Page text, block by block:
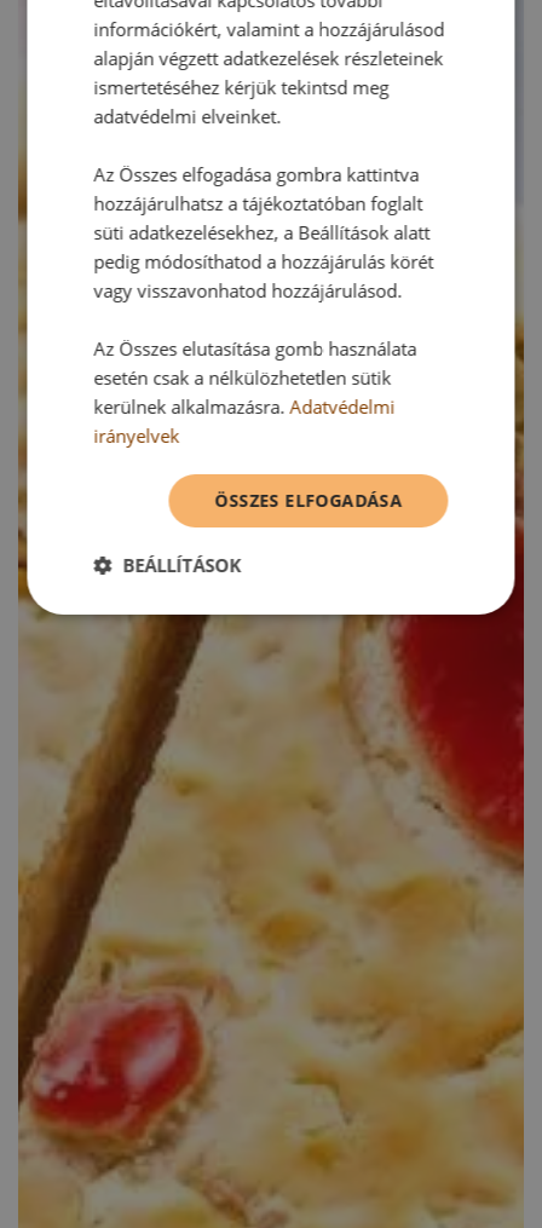
információkért, valamint a hozzájárulásod
alapján végzett adatkezelések részleteinek
ismertetéséhez kérjük tekintsd meg
adatvédelmi elveinket.
Az Összes elfogadása gombra kattintva
hozzájárulhatsz a tájékoztatóban foglalt
süti adatkezelésekhez, a Beállítások alatt
pedig módosíthatod a hozzájárulás körét
vagy visszavonhatod hozzájárulásod.
Az Összes elutasítása gomb használata
esetén csak a nélkülözhetetlen sütik
kerülnek alkalmazásra.Adatvédelmi
irányelvek
ÖSSZES ELFOGADÁSA
BEÁLLÍTÁSOK